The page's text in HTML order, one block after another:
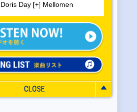
Day [+] Mellomen